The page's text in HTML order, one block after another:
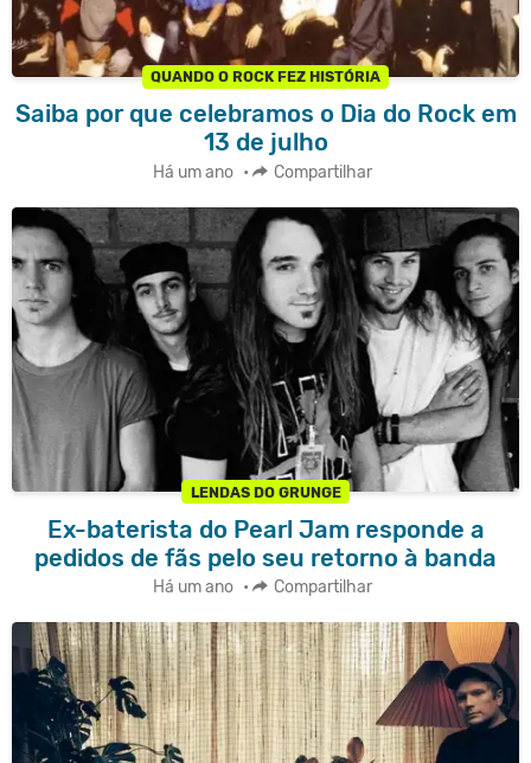
QUANDO O ROCK FEZ HISTÓRIA
Saiba por que celebramos o Dia do Rock em
13 de julho
Há um ano • Compartilhar
LENDAS DO GRUNGE
Ex-baterista do Pearl Jam responde a
pedidos de fãs pelo seu retorno à banda
Há um ano • Compartilhar